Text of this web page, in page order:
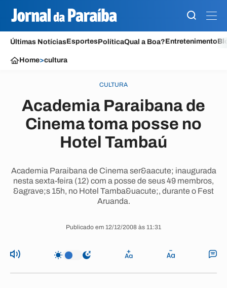
Últimas NotíciasEsportesPolíticaQual a Boa?Entretenimento
Home>cultura
CULTURA
Academia Paraibana de
Cinema toma posse no
Hotel Tambaú
Academia Paraibana de Cinema ser&aacute; inaugurada
nesta sexta-feira (12) com a posse de seus 49 membros,
&agrave;s 15h, no Hotel Tamba&uacute;, durante o Fest
Aruanda.
Publicado em 12/12/2008 às 11:31